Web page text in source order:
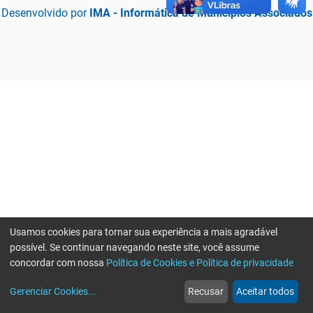
Desenvolvido por IMA - Informática de Municípios Associados
web
Notícias
more_horiz
Mais
Usamos cookies para tornar sua experiência a mais agradável
possível. Se continuar navegando neste site, você assume
concordar com nossa Política de Cookies e Política de privacidade
Gerenciar Cookies... Recusar Aceitar todos
Erro ao enviar informações, por favor tente novamente